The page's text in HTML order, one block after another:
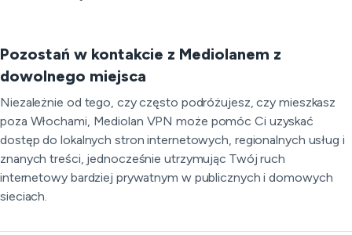
Pozostań w kontakcie z Mediolanem z
dowolnego miejsca
Niezależnie od tego, czy często podróżujesz, czy mieszkasz
poza Włochami, Mediolan VPN może pomóc Ci uzyskać
dostęp do lokalnych stron internetowych, regionalnych usług i
znanych treści, jednocześnie utrzymując Twój ruch
internetowy bardziej prywatnym w publicznych i domowych
sieciach.